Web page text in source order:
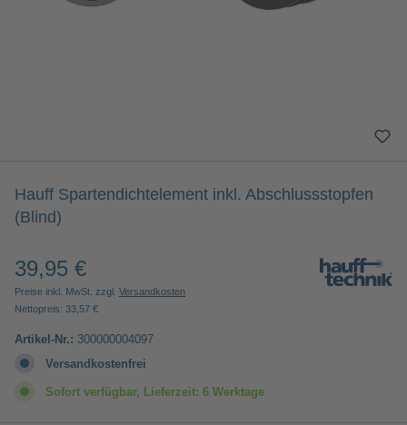
Hauff Spartendichtelement inkl. Abschlussstopfen
(Blind)
Regulärer Preis:
39,95 €
Preise inkl. MwSt. zzgl. Versandkosten
Nettopreis: 33,57 €
Artikel-Nr.: 300000004097
Versandkostenfrei
Sofort verfügbar, Lieferzeit: 6 Werktage